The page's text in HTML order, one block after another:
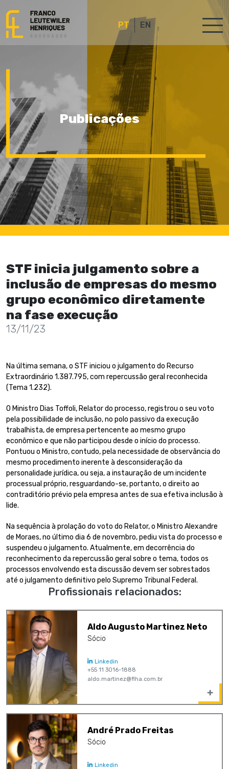
PT EN
Publicações
STF inicia julgamento sobre a
inclusão de empresas do mesmo
grupo econômico diretamente
na fase execução
13/11/23
Na última semana, o STF iniciou o julgamento do Recurso
Extraordinário 1.387.795, com repercussão geral reconhecida
(Tema 1.232).
O Ministro Dias Toffoli, Relator do processo, registrou o seu voto
pela possibilidade de inclusão, no polo passivo da execução
trabalhista, de empresa pertencente ao mesmo grupo
econômico e que não participou desde o início do processo.
Pontuou o Ministro, contudo, pela necessidade de observância do
mesmo procedimento inerente à desconsideração da
personalidade jurídica, ou seja, a instauração de um incidente
processual próprio, resguardando-se, portanto, o direito ao
contraditório prévio pela empresa antes de sua efetiva inclusão à
lide.
Na sequência à prolação do voto do Relator, o Ministro Alexandre
de Moraes, no último dia 6 de novembro, pediu vista do processo e
suspendeu o julgamento. Atualmente, em decorrência do
reconhecimento da repercussão geral sobre o tema, todos os
processos envolvendo esta discussão devem ser sobrestados
até o julgamento definitivo pelo Supremo Tribunal Federal.
Profissionais relacionados:
Aldo Augusto Martinez Neto
Sócio
Linkedin
+55 11 3016-1888
aldo.martinez@flha.com.br
André Prado Freitas
Sócio
Linkedin